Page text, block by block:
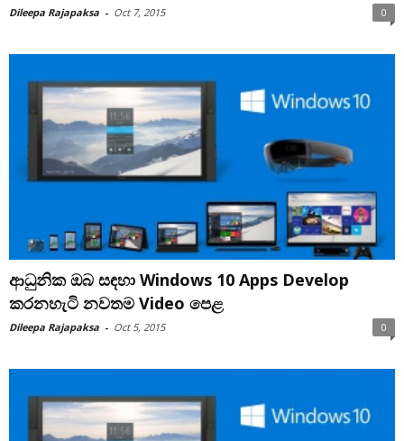
Dileepa Rajapaksa - Oct 7, 2015 0
ආධුනික ඔබ සඳහා Windows 10 Apps Develop
කරනහැටි නවතම Video පෙළ
Dileepa Rajapaksa - Oct 5, 2015 0